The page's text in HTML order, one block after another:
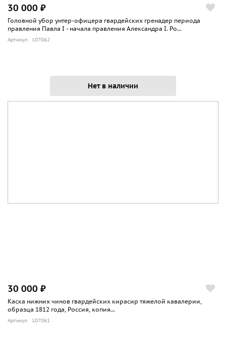
30 000 ₽
Головной убор унтер-офицера гвардейских гренадер периода
правления Павла I - начала правления Александра I. Ро...
Артикул: 107062
Нет в наличии
30 000 ₽
Каска нижних чинов гвардейских кирасир тяжелой кавалерии,
образца 1812 года, Россия, копия...
Артикул: 107061